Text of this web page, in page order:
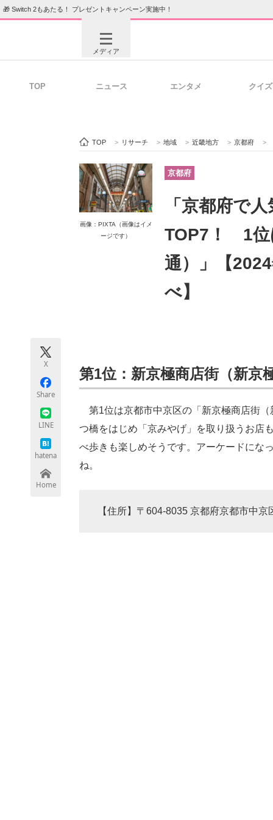
🎁 Switch 2もあたる！ プレゼントキャンペーン実施中！
メディア
ビジネスと働き方のヒント
ITエンジニア向け専門サイト
モノづくり技術者専門サイト
TOP ニュース エンタメ クイズ
TOP > リサーチ > 地域 > 近畿地方 > 京都府 >
画像：PIXTA（画像はイメ
ージです）
京都府
「京都府で
TOP7！ 1位
通）」【
べ】
X
Share
LINE
hatena
Home
第1位：新京極商店街（新京
第1位は京都市中京区の「新京極商店街
つ橋をはじめ「京みやげ」を取り扱うお店
べ歩きも楽しめそうです。アーケードにな
ね。
【住所】〒604-8035 京都府京都市中京